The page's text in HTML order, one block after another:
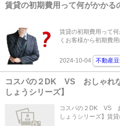
賃貸の初期費用って何がかかる
賃貸の初期費用って
くお客様から初期費
2024-10-04 不動産
コスパの２DK VS おしゃれ
しょうシリーズ】
コスパの２DK VS
しょうシリーズ】賃